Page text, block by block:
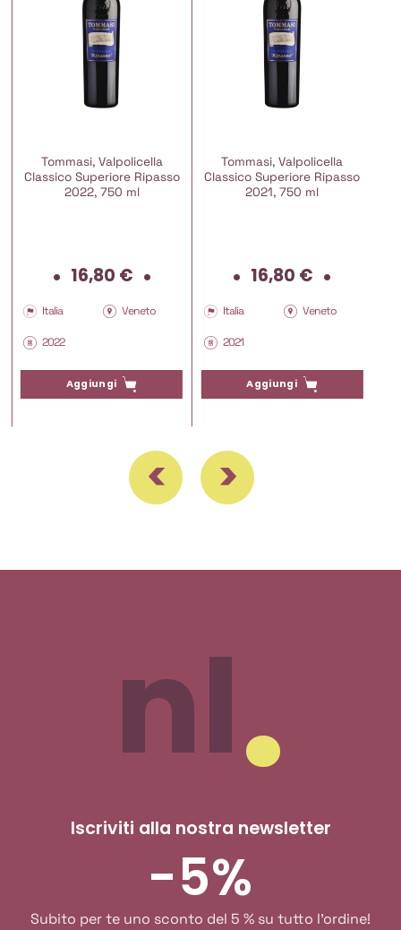
Tommasi, Valpolicella
Classico Superiore Ripasso
2022, 750 ml
16,80 €
Italia Veneto
2022
Aggiungi
Tommasi, Valpolicella
Classico Superiore Ripasso
2021, 750 ml
16,80 €
Italia Veneto
2021
Aggiungi
€.
nl
Iscriviti alla nostra newsletter
-5%
Subito per te uno sconto del 5 % su tutto l'ordine!